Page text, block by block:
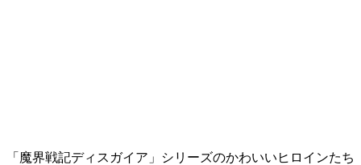
「魔界戦記ディスガイア」シリーズのかわいいヒロインたち